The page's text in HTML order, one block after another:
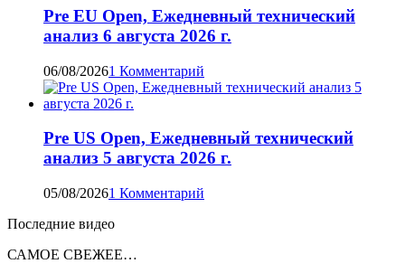
Pre EU Open, Ежедневный технический
анализ 6 августа 2026 г.
06/08/20261 Комментарий
Pre US Open, Ежедневный технический
анализ 5 августа 2026 г.
05/08/20261 Комментарий
Последние видео
САМОЕ СВЕЖЕЕ…